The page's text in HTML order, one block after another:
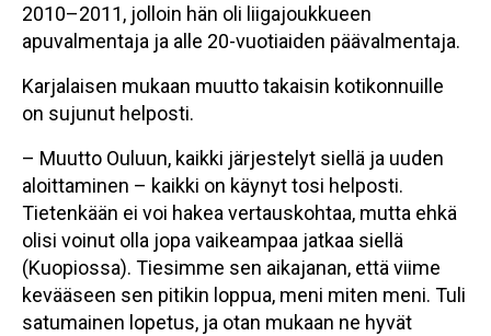
2010–2011, jolloin hän oli liigajoukkueen
apuvalmentaja ja alle 20-vuotiaiden päävalmentaja.
Karjalaisen mukaan muutto takaisin kotikonnuille
on sujunut helposti.
– Muutto Ouluun, kaikki järjestelyt siellä ja uuden
aloittaminen – kaikki on käynyt tosi helposti.
Tietenkään ei voi hakea vertauskohtaa, mutta ehkä
olisi voinut olla jopa vaikeampaa jatkaa siellä
(Kuopiossa). Tiesimme sen aikajanan, että viime
kevääseen sen pitikin loppua, meni miten meni. Tuli
satumainen lopetus, ja otan mukaan ne hyvät